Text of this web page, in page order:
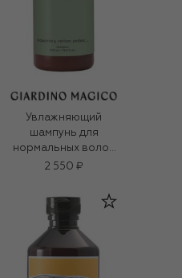
Увлажняющий
шампунь для
нормальных волос
Rosemary, Vetiver,
2 550 ₽